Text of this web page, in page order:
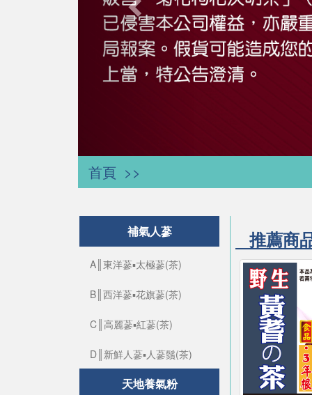
首頁
推薦商
補氣人蔘
A║東洋蔘▪太極蔘(茶)
B║西洋蔘▪花旗蔘(茶)
C║高麗蔘▪紅蔘(茶)
D║新鮮人蔘▪人蔘鬚(茶)
天地養氣粉